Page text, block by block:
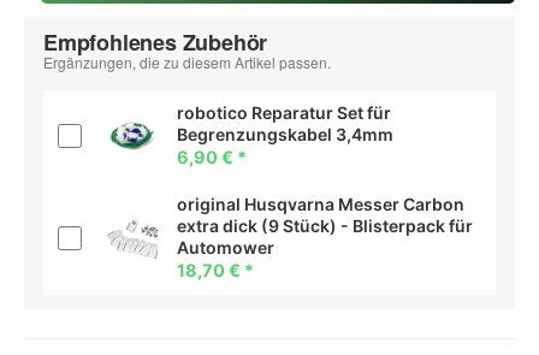
Empfohlenes Zubehör
Ergänzungen, die zu diesem Artikel passen.
robotico Reparatur Set für
Begrenzungskabel 3,4mm
6,90 € *
original Husqvarna Messer Carbon
extra dick (9 Stück) - Blisterpack für
Automower
18,70 € *